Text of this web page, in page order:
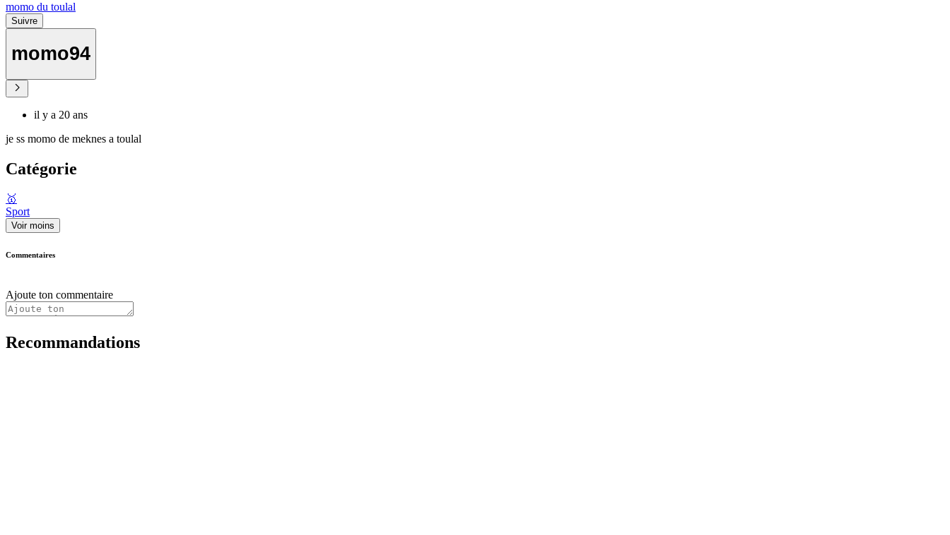
momo du toulal
Suivre
momo94
il y a 20 ans
je ss momo de meknes a toulal
Catégorie
🥇
Sport
Voir moins
Commentaires
Ajoute ton commentaire
Recommandations